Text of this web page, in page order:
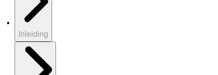
Inleiding